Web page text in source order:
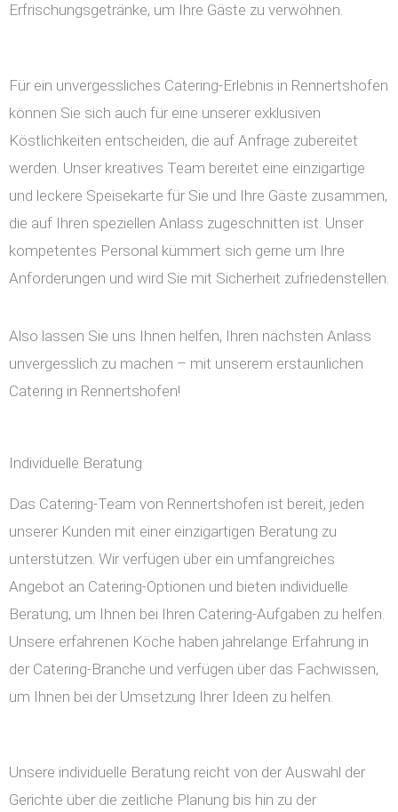
Erfrischungsgetränke, um Ihre Gäste zu verwöhnen.
Für ein unvergessliches Catering-Erlebnis in Rennertshofen
können Sie sich auch für eine unserer exklusiven
Köstlichkeiten entscheiden, die auf Anfrage zubereitet
werden. Unser kreatives Team bereitet eine einzigartige
und leckere Speisekarte für Sie und Ihre Gäste zusammen,
die auf Ihren speziellen Anlass zugeschnitten ist. Unser
kompetentes Personal kümmert sich gerne um Ihre
Anforderungen und wird Sie mit Sicherheit zufriedenstellen.
Also lassen Sie uns Ihnen helfen, Ihren nächsten Anlass
unvergesslich zu machen – mit unserem erstaunlichen
Catering in Rennertshofen!
Individuelle Beratung
Das Catering-Team von Rennertshofen ist bereit, jeden
unserer Kunden mit einer einzigartigen Beratung zu
unterstützen. Wir verfügen über ein umfangreiches
Angebot an Catering-Optionen und bieten individuelle
Beratung, um Ihnen bei Ihren Catering-Aufgaben zu helfen.
Unsere erfahrenen Köche haben jahrelange Erfahrung in
der Catering-Branche und verfügen über das Fachwissen,
um Ihnen bei der Umsetzung Ihrer Ideen zu helfen.
Unsere individuelle Beratung reicht von der Auswahl der
Gerichte über die zeitliche Planung bis hin zu der